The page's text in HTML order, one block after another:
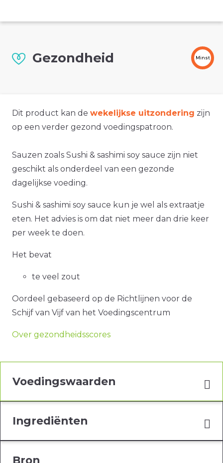
Gezondheid Minst
Dit product kan de wekelijkse uitzondering zijn
op een verder gezond voedingspatroon.
Sauzen zoals Sushi & sashimi soy sauce zijn niet
geschikt als onderdeel van een gezonde
dagelijkse voeding.
Sushi & sashimi soy sauce kun je wel als extraatje
eten. Het advies is om dat niet meer dan drie keer
per week te doen.
Het bevat
te veel zout
Oordeel gebaseerd op de Richtlijnen voor de
Schijf van Vijf van het Voedingscentrum
Over gezondheidsscores
Voedingswaarden
Ingrediënten
Bron